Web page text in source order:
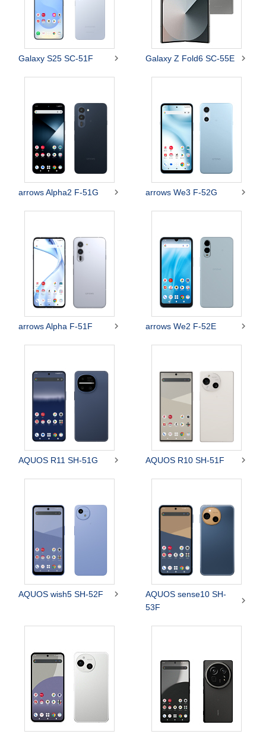
Galaxy S25 SC-51F  Galaxy Z Fold6 SC-55E 
arrows Alpha2 F-51G  arrows We3 F-52G 
arrows Alpha F-51F  arrows We2 F-52E 
AQUOS R11 SH-51G  AQUOS R10 SH-51F 
AQUOS wish5 SH-52F 
AQUOS sense10 SH-
53F
